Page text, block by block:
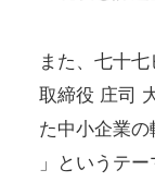
また、七十
取締役 庄司
た中小企業
」というテ